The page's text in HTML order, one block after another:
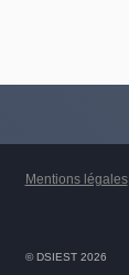
Mentions légales
© DSIEST 2026